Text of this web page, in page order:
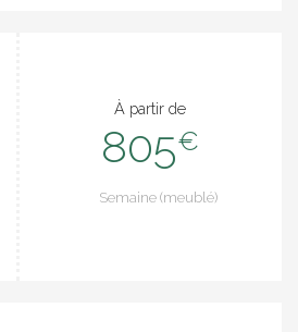
À partir de
805€
Semaine (meublé)